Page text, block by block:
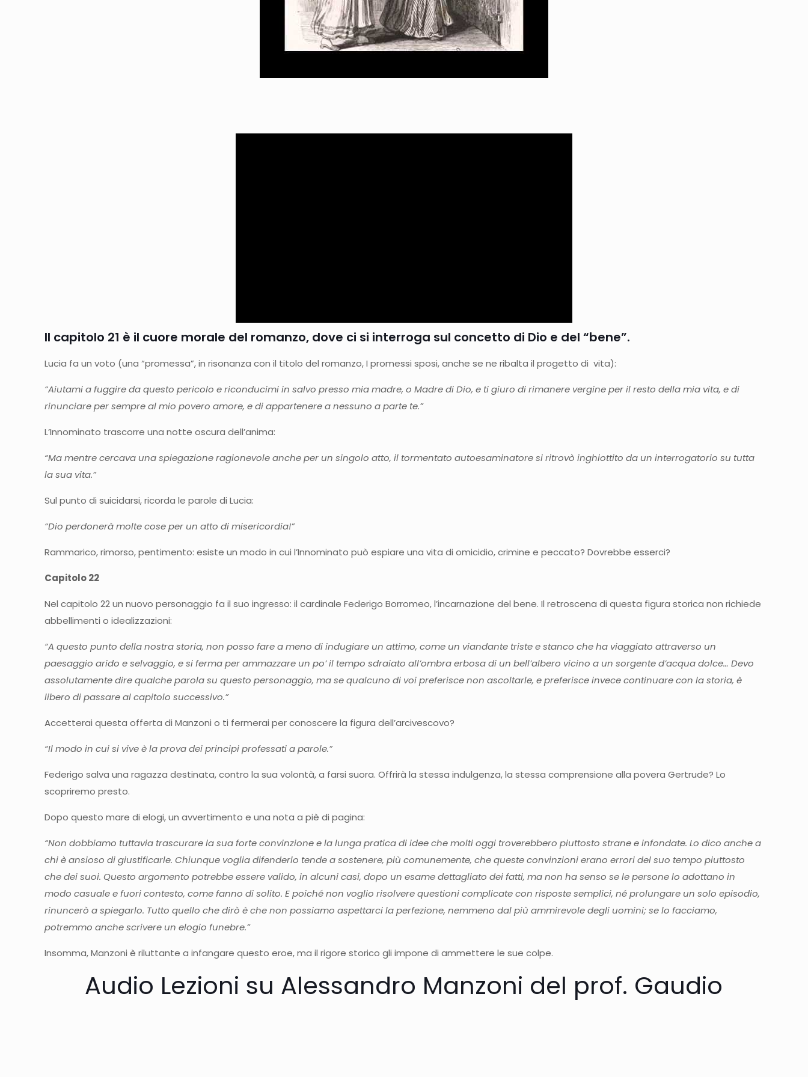
Il capitolo 21 è il cuore morale del romanzo, dove ci si interroga sul concetto di Dio e del “bene”.
Lucia fa un voto (una “promessa”, in risonanza con il titolo del romanzo, I promessi sposi, anche se ne ribalta il progetto di vita):
“Aiutami a fuggire da questo pericolo e riconducimi in salvo presso mia madre, o Madre di Dio, e ti giuro di rimanere vergine per il resto della mia vita, e di
rinunciare per sempre al mio povero amore, e di appartenere a nessuno a parte te.”
L’Innominato trascorre una notte oscura dell’anima:
“Ma mentre cercava una spiegazione ragionevole anche per un singolo atto, il tormentato autoesaminatore si ritrovò inghiottito da un interrogatorio su tutta
la sua vita.”
Sul punto di suicidarsi, ricorda le parole di Lucia:
“Dio perdonerà molte cose per un atto di misericordia!”
Rammarico, rimorso, pentimento: esiste un modo in cui l’Innominato può espiare una vita di omicidio, crimine e peccato? Dovrebbe esserci?
Capitolo 22
Nel capitolo 22 un nuovo personaggio fa il suo ingresso: il cardinale Federigo Borromeo, l’incarnazione del bene. Il retroscena di questa figura storica non richiede
abbellimenti o idealizzazioni:
“A questo punto della nostra storia, non posso fare a meno di indugiare un attimo, come un viandante triste e stanco che ha viaggiato attraverso un
paesaggio arido e selvaggio, e si ferma per ammazzare un po’ il tempo sdraiato all’ombra erbosa di un bell’albero vicino a un sorgente d’acqua dolce… Devo
assolutamente dire qualche parola su questo personaggio, ma se qualcuno di voi preferisce non ascoltarle, e preferisce invece continuare con la storia, è
libero di passare al capitolo successivo.”
Accetterai questa offerta di Manzoni o ti fermerai per conoscere la figura dell’arcivescovo?
“Il modo in cui si vive è la prova dei principi professati a parole.”
Federigo salva una ragazza destinata, contro la sua volontà, a farsi suora. Offrirà la stessa indulgenza, la stessa comprensione alla povera Gertrude? Lo
scopriremo presto.
Dopo questo mare di elogi, un avvertimento e una nota a piè di pagina:
“Non dobbiamo tuttavia trascurare la sua forte convinzione e la lunga pratica di idee che molti oggi troverebbero piuttosto strane e infondate. Lo dico anche a
chi è ansioso di giustificarle. Chiunque voglia difenderlo tende a sostenere, più comunemente, che queste convinzioni erano errori del suo tempo piuttosto
che dei suoi. Questo argomento potrebbe essere valido, in alcuni casi, dopo un esame dettagliato dei fatti, ma non ha senso se le persone lo adottano in
modo casuale e fuori contesto, come fanno di solito. E poiché non voglio risolvere questioni complicate con risposte semplici, né prolungare un solo episodio,
rinuncerò a spiegarlo. Tutto quello che dirò è che non possiamo aspettarci la perfezione, nemmeno dal più ammirevole degli uomini; se lo facciamo,
potremmo anche scrivere un elogio funebre.”
Insomma, Manzoni è riluttante a infangare questo eroe, ma il rigore storico gli impone di ammettere le sue colpe.
Audio Lezioni su Alessandro Manzoni del prof. Gaudio